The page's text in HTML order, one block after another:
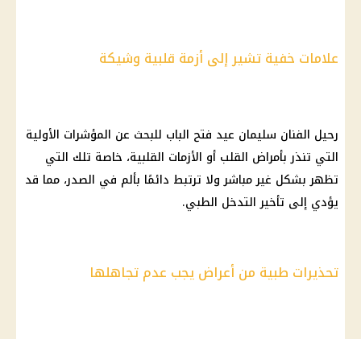
علامات خفية تشير إلى أزمة قلبية وشيكة
رحيل الفنان سليمان عيد فتح الباب للبحث عن المؤشرات الأولية
التي تنذر بأمراض القلب أو الأزمات القلبية، خاصة تلك التي
تظهر بشكل غير مباشر ولا ترتبط دائمًا بألم في الصدر، مما قد
يؤدي إلى تأخير التدخل الطبي.
تحذيرات طبية من أعراض يجب عدم تجاهلها